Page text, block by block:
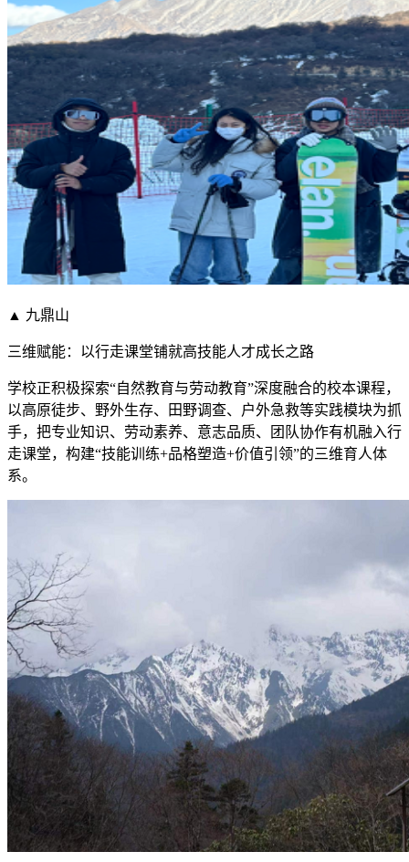
▲ 九鼎山
三维赋能：以行走课堂铺就高技能人才成长之路
学校正积极探索“自然教育与劳动教育”深度融合的校本课程，
以高原徒步、野外生存、田野调查、户外急救等实践模块为抓
手，把专业知识、劳动素养、意志品质、团队协作有机融入行
走课堂，构建“技能训练+品格塑造+价值引领”的三维育人体
系。